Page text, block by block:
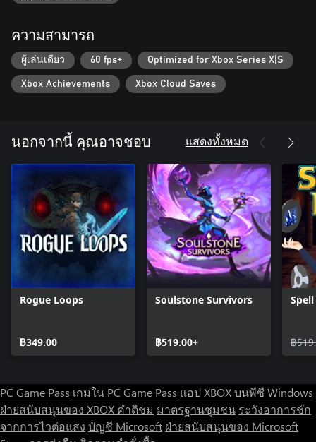
ความสามารถ
ผู้เล่นเดียว 60 fps+ Optimized for Xbox Series X|S
Xbox Achievements Xbox Cloud Saves
นอกจากนี้ คุณอาจชอบ แสดงทั้งหมด
Rogue Loops
฿349.00
Soulstone Survivors
฿519.00+ ฿
PC Game Pass เกมใน PC Game Pass แอป XBOX บนพีซี Windows
ฝ่ายสนับสนุนของ XBOX คำติชม มาตรฐานชุมชน ระวังอาการชัก
จากการไวต่อแสง บัญชี Microsoft ฝ่ายสนับสนุนของ Microsoft